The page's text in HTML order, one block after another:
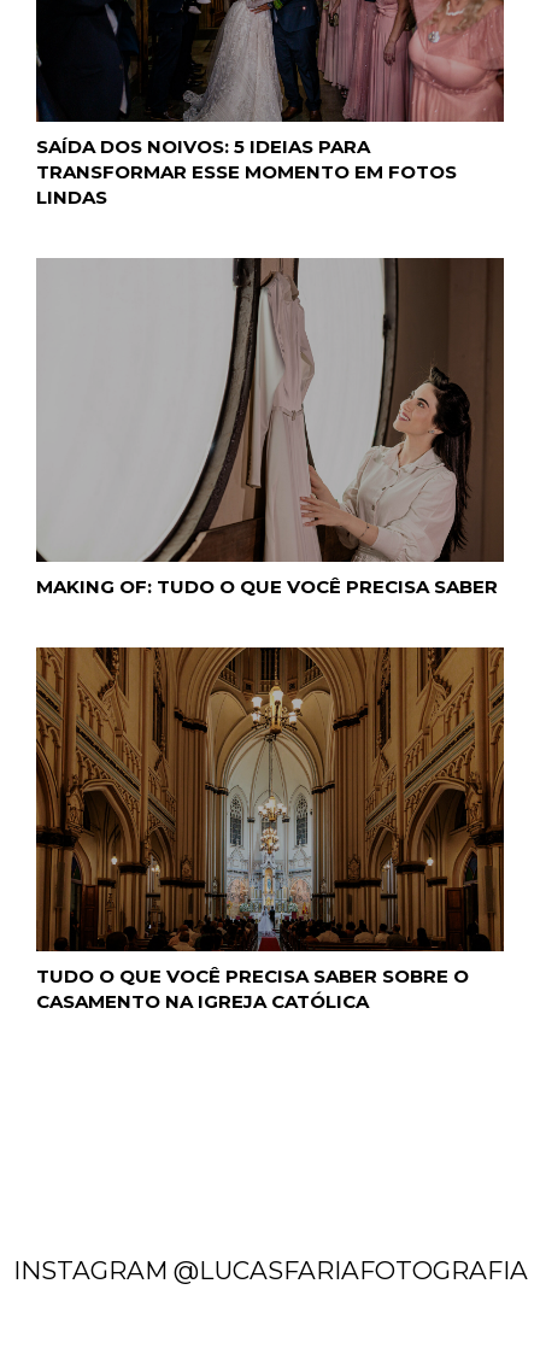
SAÍDA DOS NOIVOS: 5 IDEIAS PARA
TRANSFORMAR ESSE MOMENTO EM FOTOS
LINDAS
MAKING OF: TUDO O QUE VOCÊ PRECISA SABER
TUDO O QUE VOCÊ PRECISA SABER SOBRE O
CASAMENTO NA IGREJA CATÓLICA
INSTAGRAM @LUCASFARIAFOTOGRAFIA